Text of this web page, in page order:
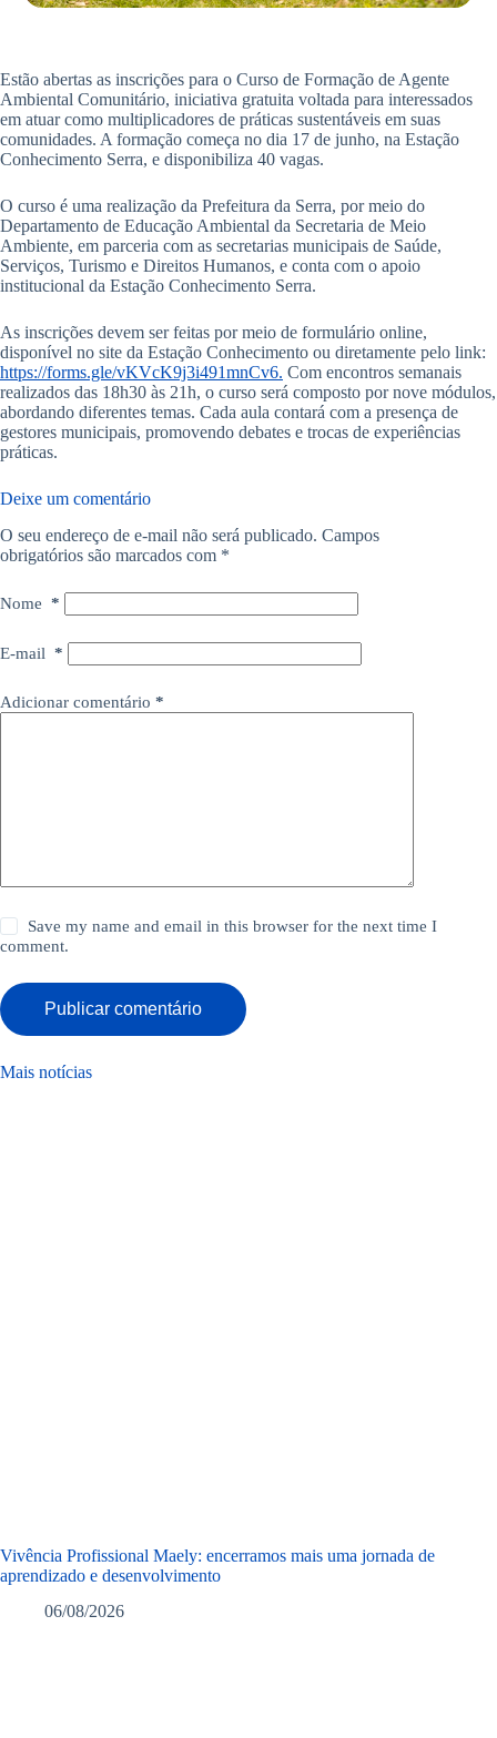
Estão abertas as inscrições para o Curso de Formação de Agente
Ambiental Comunitário, iniciativa gratuita voltada para interessados
em atuar como multiplicadores de práticas sustentáveis em suas
comunidades. A formação começa no dia 17 de junho, na Estação
Conhecimento Serra, e disponibiliza 40 vagas.
O curso é uma realização da Prefeitura da Serra, por meio do
Departamento de Educação Ambiental da Secretaria de Meio
Ambiente, em parceria com as secretarias municipais de Saúde,
Serviços, Turismo e Direitos Humanos, e conta com o apoio
institucional da Estação Conhecimento Serra.
As inscrições devem ser feitas por meio de formulário online,
disponível no site da Estação Conhecimento ou diretamente pelo link:
https://forms.gle/vKVcK9j3i491mnCv6. Com encontros semanais
realizados das 18h30 às 21h, o curso será composto por nove módulos,
abordando diferentes temas. Cada aula contará com a presença de
gestores municipais, promovendo debates e trocas de experiências
práticas.
Deixe um comentário
O seu endereço de e-mail não será publicado. Campos
obrigatórios são marcados com *
Nome *
E-mail *
Adicionar comentário *
Save my name and email in this browser for the next time I
comment.
Publicar comentário
Mais notícias
Vivência Profissional Maely: encerramos mais uma jornada de
aprendizado e desenvolvimento
06/08/2026